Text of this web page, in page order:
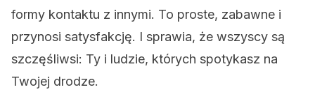
formy kontaktu z innymi. To proste, zabawne i
przynosi satysfakcję. I sprawia, że wszyscy są
szczęśliwsi: Ty i ludzie, których spotykasz na
Twojej drodze.